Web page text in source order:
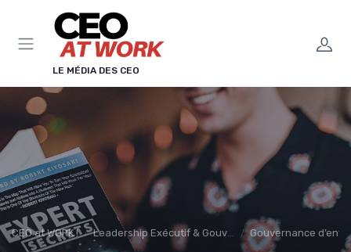
LE MÉDIA DES CEO
CEO at WORK ! Leadership Exécutif & Gouvernance Gouvernance
Panneau de gestion des cookies